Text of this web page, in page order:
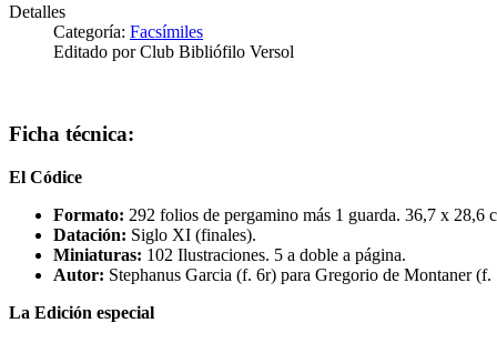
Detalles
Categoría: Facsímiles
Editado por Club Bibliófilo Versol
Ficha técnica:
El Códice
Formato: 292 folios de pergamino más 1 guarda. 36,7 x 28,6
Datación: Siglo XI (finales).
Miniaturas: 102 Ilustraciones. 5 a doble a página.
Autor: Stephanus Garcia (f. 6r) para Gregorio de Montaner (f.
La Edición especial